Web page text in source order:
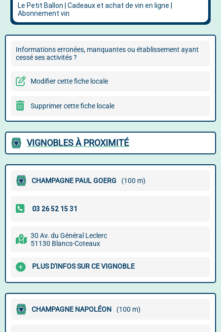
Informations erronées, manquantes ou établissement ayant
cessé ses activités ?
Modifier cette fiche locale
Supprimer cette fiche locale
VIGNOBLES À PROXIMITÉ
CHAMPAGNE PAUL GOERG (100 m)
30 Av. du Général Leclerc
51130 Blancs-Coteaux
PLUS D'INFOS SUR CE VIGNOBLE
CHAMPAGNE NAPOLÉON (100 m)